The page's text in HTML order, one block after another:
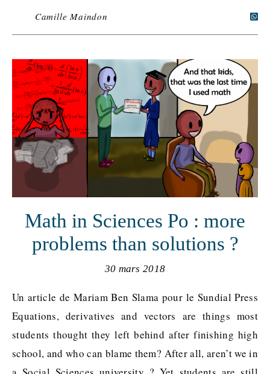
Camille Maindon
Math in Sciences Po : more
problems than solutions ?
30 mars 2018
Un article de Mariam Ben Slama pour le Sundial Press
Equations, derivatives and vectors are things most
students thought they left behind after finishing high
school, and who can blame them? After all, aren’t we in